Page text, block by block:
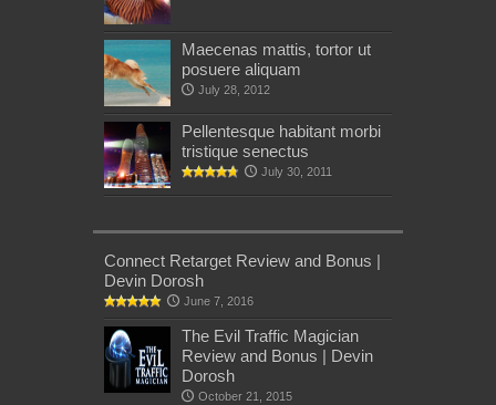
Maecenas mattis, tortor ut
posuere aliquam
July 28, 2012
Pellentesque habitant morbi
tristique senectus
July 30, 2011
Connect Retarget Review and Bonus |
Devin Dorosh
June 7, 2016
The Evil Traffic Magician
Review and Bonus | Devin
Dorosh
October 21, 2015